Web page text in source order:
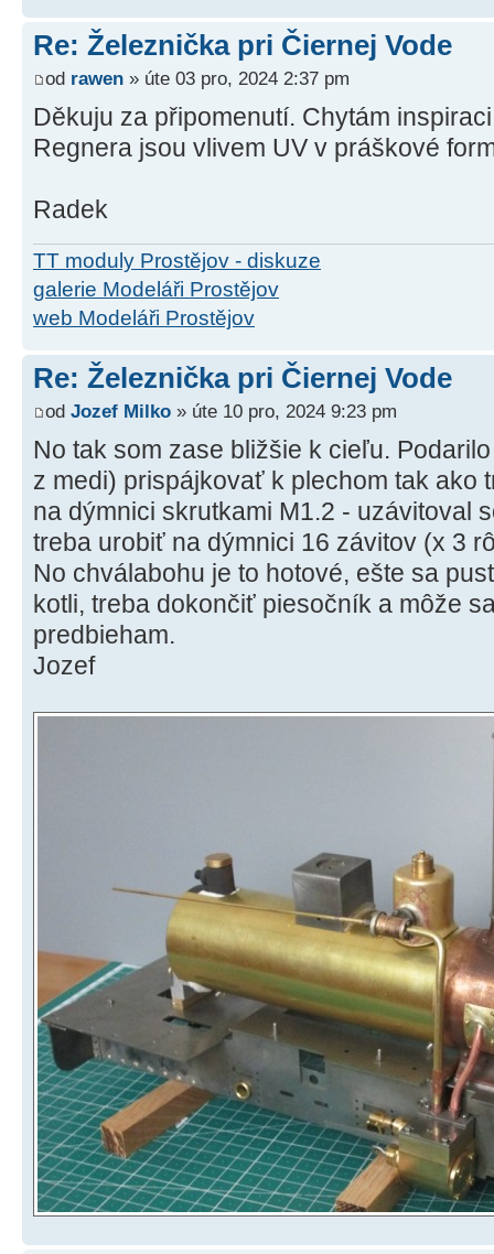
Re: Železnička pri Čiernej Vode
od rawen » úte 03 pro, 2024 2:37 pm
Děkuju za připomenutí. Chytám
Regnera jsou vlivem UV v práškové
Radek
TT moduly Prostějov - diskuze
galerie Modeláři Prostějov
web Modeláři Prostějov
Re: Železnička pri Čiernej Vode
od Jozef Milko » úte 10 pro, 2024 9:23 pm
No tak som zase bližšie k cieľu.
z medi) prispájkovať k plechom tak ako
na dýmnici skrutkami M1.2 - uzávitoval
treba urobiť na dýmnici 16 závitov (x 3
No chválabohu je to hotové, ešte sa
kotli, treba dokončiť piesočník a môže
predbieham.
Jozef